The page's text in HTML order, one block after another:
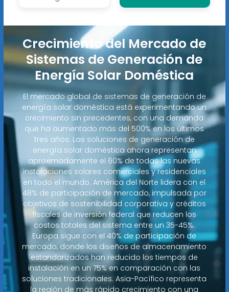
Crecimiento del Mercado de
Sistemas de Generación de
Energía Solar Doméstica
El mercado global de sistemas de generación de
energía solar doméstica está experimentando un
crecimiento sin precedentes, con una demanda
que ha aumentado más del 500% en los últimos
tres años. Las soluciones de generación de
energía solar doméstica ahora representan
aproximadamente el 60% de todas las nuevas
instalaciones solares comerciales y residenciales
en todo el mundo. América del Norte lidera con el
48% de participación de mercado, impulsada por
objetivos de sostenibilidad corporativa y créditos
fiscales de inversión federal que reducen los
costos totales del sistema entre un 35-45%.
Europa sigue con el 40% de participación de
mercado, donde los diseños de almacenamiento
estandarizados han reducido los tiempos de
instalación en un 75% en comparación con las
soluciones tradicionales. Asia-Pacífico representa
la región de más rápido crecimiento con una